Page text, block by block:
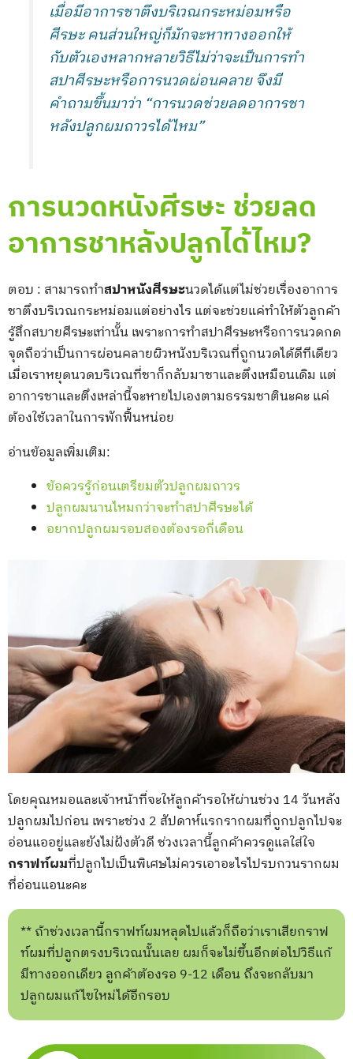
เมื่อมีอาการชาตึงบริเวณกระหม่อมหรือ
ศีรษะ คนส่วนใหญ่ก็มักจะหาทางออกให้
กับตัวเองหลากหลายวิธีไม่ว่าจะเป็นการทำ
สปาศีรษะหรือการนวดผ่อนคลาย จึงมี
คำถามขึ้นมาว่า “การนวดช่วยลดอาการชา
หลังปลูกผมถาวรได้ไหม”
การนวดหนังศีรษะ ช่วยลด
อาการชาหลังปลูกได้ไหม?
ตอบ : สามารถทำสปาหนังศีรษะนวดได้แต่ไม่ช่วยเรื่องอาการ
ชาตึงบริเวณกระหม่อมแต่อย่างไร แต่จะช่วยแค่ทำให้ตัวลูกค้า
รู้สึกสบายศีรษะเท่านั้น เพราะการทำสปาศีรษะหรือการนวดกด
จุดถือว่าเป็นการผ่อนคลายผิวหนังบริเวณที่ถูกนวดได้ดีทีเดียว
เมื่อเราหยุดนวดบริเวณที่ชาก็กลับมาชาและตึงเหมือนเดิม แต่
อาการชาและตึงเหล่านี้จะหายไปเองตามธรรมชาตินะคะ แค่
ต้องใช้เวลาในการพักฟื้นหน่อย
อ่านข้อมูลเพิ่มเติม:
ข้อควรรู้ก่อนเตรียมตัวปลูกผมถาวร
ปลูกผมนานไหมกว่าจะทำสปาศีรษะได้
อยากปลูกผมรอบสองต้องรอกี่เดือน
โดยคุณหมอและเจ้าหน้าที่จะให้ลูกค้ารอให้ผ่านช่วง 14 วันหลัง
ปลูกผมไปก่อน เพราะช่วง 2 สัปดาห์แรกรากผมที่ถูกปลูกไปจะ
อ่อนแออยู่และยังไม่ฝังตัวดี ช่วงเวลานี้ลูกค้าควรดูแลใส่ใจ
กราฟท์ผมที่ปลูกไปเป็นพิเศษไม่ควรเอาอะไรไปรบกวนรากผม
ที่อ่อนแอนะคะ
** ถ้าช่วงเวลานี้กราฟท์ผมหลุดไปแล้วก็ถือว่าเราเสียกราฟ
ท์ผมที่ปลูกตรงบริเวณนั้นเลย ผมก็จะไม่ขึ้นอีกต่อไปวิธีแก้
มีทางออกเดียว ลูกค้าต้องรอ 9-12 เดือน ถึงจะกลับมา
ปลูกผมแก้ไขใหม่ได้อีกรอบ